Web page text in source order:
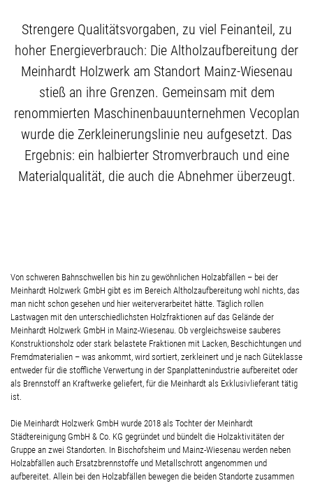
Strengere Qualitätsvorgaben, zu viel Feinanteil, zu
hoher Energieverbrauch: Die Altholzaufbereitung der
Meinhardt Holzwerk am Standort Mainz-Wiesenau
stieß an ihre Grenzen. Gemeinsam mit dem
renommierten Maschinenbauunternehmen Vecoplan
wurde die Zerkleinerungslinie neu aufgesetzt. Das
Ergebnis: ein halbierter Stromverbrauch und eine
Materialqualität, die auch die Abnehmer überzeugt.
Von schweren Bahnschwellen bis hin zu gewöhnlichen Holzabfällen – bei der
Meinhardt Holzwerk GmbH gibt es im Bereich Altholzaufbereitung wohl nichts, das
man nicht schon gesehen und hier weiterverarbeitet hätte. Täglich rollen
Lastwagen mit den unterschiedlichsten Holzfraktionen auf das Gelände der
Meinhardt Holzwerk GmbH in Mainz-Wiesenau. Ob vergleichsweise sauberes
Konstruktionsholz oder stark belastete Fraktionen mit Lacken, Beschichtungen und
Fremdmaterialien – was ankommt, wird sortiert, zerkleinert und je nach Güteklasse
entweder für die stoffliche Verwertung in der Spanplattenindustrie aufbereitet oder
als Brennstoff an Kraftwerke geliefert, für die Meinhardt als Exklusivlieferant tätig
ist.
Die Meinhardt Holzwerk GmbH wurde 2018 als Tochter der Meinhardt
Städtereinigung GmbH & Co. KG gegründet und bündelt die Holzaktivitäten der
Gruppe an zwei Standorten. In Bischofsheim und Mainz-Wiesenau werden neben
Holzabfällen auch Ersatzbrennstoffe und Metallschrott angenommen und
aufbereitet. Allein bei den Holzabfällen bewegen die beiden Standorte zusammen